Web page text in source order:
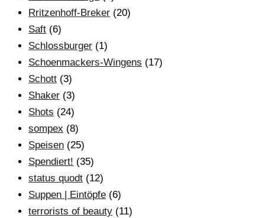
Rritzenhoff-Breker (20)
Saft (6)
Schlossburger (1)
Schoenmackers-Wingens (17)
Schott (3)
Shaker (3)
Shots (24)
sompex (8)
Speisen (25)
Spendiert! (35)
status quodt (12)
Suppen | Eintöpfe (6)
terrorists of beauty (11)